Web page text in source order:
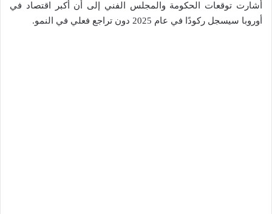
أشارت توقعات الحكومة والمجلس الفني إلى أن أكبر اقتصاد في
أوروبا سيسجل ركودًا في عام 2025 دون تراجع فعلي في النمو.